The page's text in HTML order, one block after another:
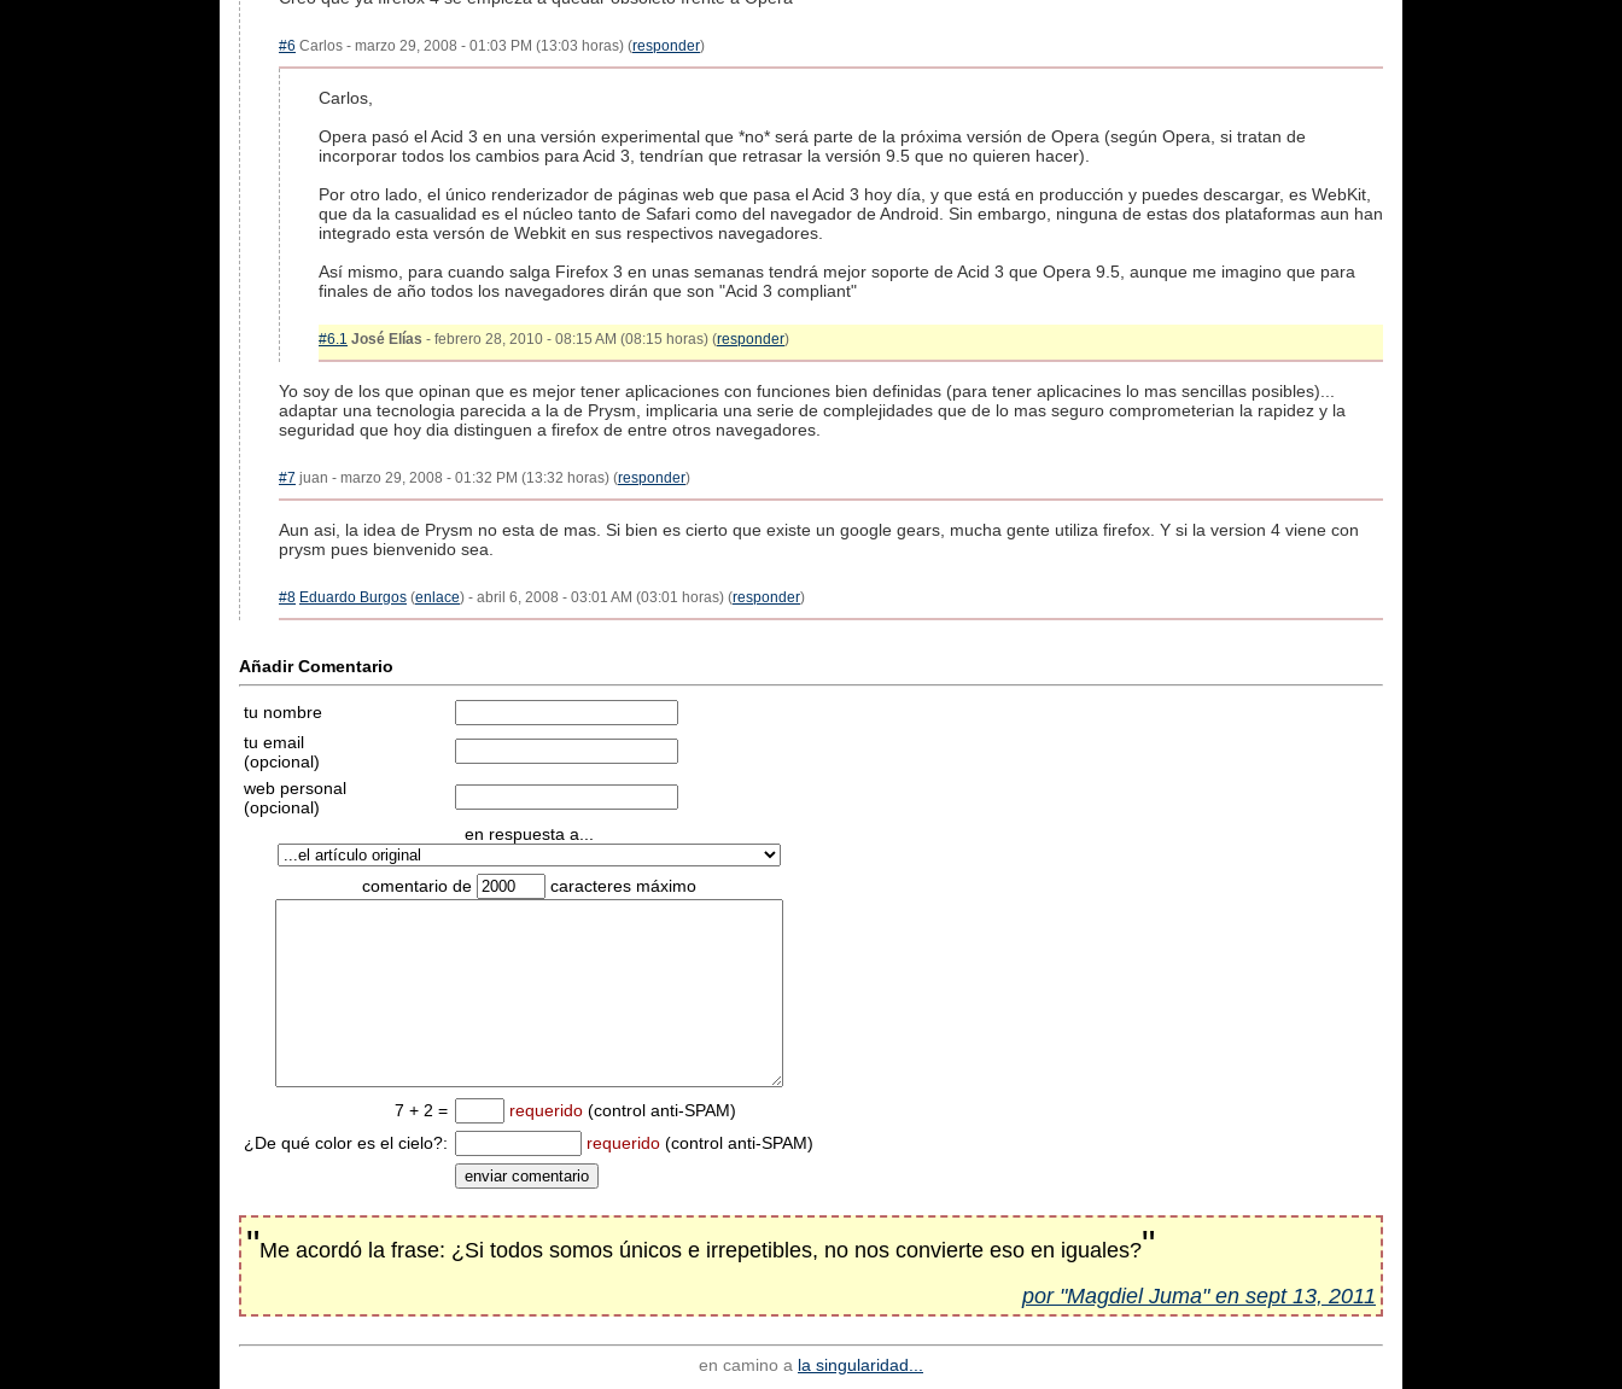
#6 Carlos - marzo 29, 2008 - 01:03 PM (13:03 horas) (responder)
Carlos,
Opera pasó el Acid 3 en una versión experimental que *no* será parte de la próxima versión de Opera (según Opera, si tratan de
incorporar todos los cambios para Acid 3, tendrían que retrasar la versión 9.5 que no quieren hacer).
Por otro lado, el único renderizador de páginas web que pasa el Acid 3 hoy día, y que está en producción y puedes descargar, es WebKit,
que da la casualidad es el núcleo tanto de Safari como del navegador de Android. Sin embargo, ninguna de estas dos plataformas aun han
integrado esta versón de Webkit en sus respectivos navegadores.
Así mismo, para cuando salga Firefox 3 en unas semanas tendrá mejor soporte de Acid 3 que Opera 9.5, aunque me imagino que para
finales de año todos los navegadores dirán que son "Acid 3 compliant"
#6.1 José Elías - febrero 28, 2010 - 08:15 AM (08:15 horas) (responder)
Yo soy de los que opinan que es mejor tener aplicaciones con funciones bien definidas (para tener aplicacines lo mas sencillas posibles)...
adaptar una tecnologia parecida a la de Prysm, implicaria una serie de complejidades que de lo mas seguro comprometerian la rapidez y la
seguridad que hoy dia distinguen a firefox de entre otros navegadores.
#7 juan - marzo 29, 2008 - 01:32 PM (13:32 horas) (responder)
Aun asi, la idea de Prysm no esta de mas. Si bien es cierto que existe un google gears, mucha gente utiliza firefox. Y si la version 4 viene con
prysm pues bienvenido sea.
#8 Eduardo Burgos (enlace) - abril 6, 2008 - 03:01 AM (03:01 horas) (responder)
Añadir Comentario
tu nombre
tu email
(opcional)
web personal
(opcional)
en respuesta a...
comentario de caracteres máximo
7 + 2 = requerido (control anti-SPAM)
¿De qué color es el cielo?:
requerido (control anti-SPAM)
"Me acordó la frase: ¿Si todos somos únicos e irrepetibles, no nos convierte eso en iguales?"
por "Magdiel Juma" en sept 13, 2011
en camino a la singularidad...